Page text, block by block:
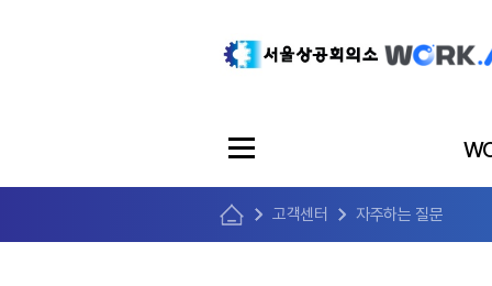
고객센터 자주하는 질문